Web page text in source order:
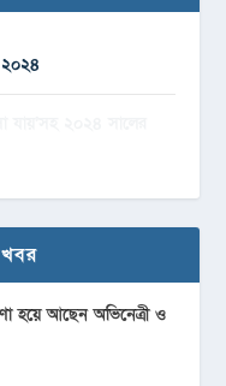
২০২৪
হয়ে আছেন অভিনেত্রী ও